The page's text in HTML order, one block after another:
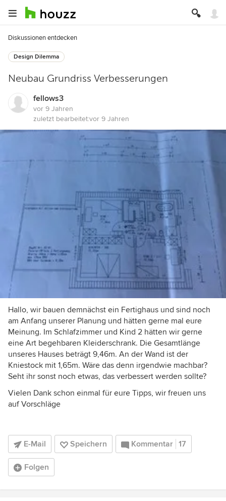
Diskussionen entdecken
Design Dilemma
Neubau Grundriss Verbesserungen
fellows3
vor 9 Jahren
zuletzt bearbeitet:vor 9 Jahren
Hallo, wir bauen demnächst ein Fertighaus und sind noch
am Anfang unserer Planung und hätten gerne mal eure
Meinung. Im Schlafzimmer und Kind 2 hätten wir gerne
eine Art begehbaren Kleiderschrank. Die Gesamtlänge
unseres Hauses beträgt 9,46m. An der Wand ist der
Kniestock mit 1,65m. Wäre das denn irgendwie machbar?
Seht ihr sonst noch etwas, das verbessert werden sollte?
Vielen Dank schon einmal für eure Tipps, wir freuen uns
auf Vorschläge
E-Mail Speichern Kommentar 17
Folgen